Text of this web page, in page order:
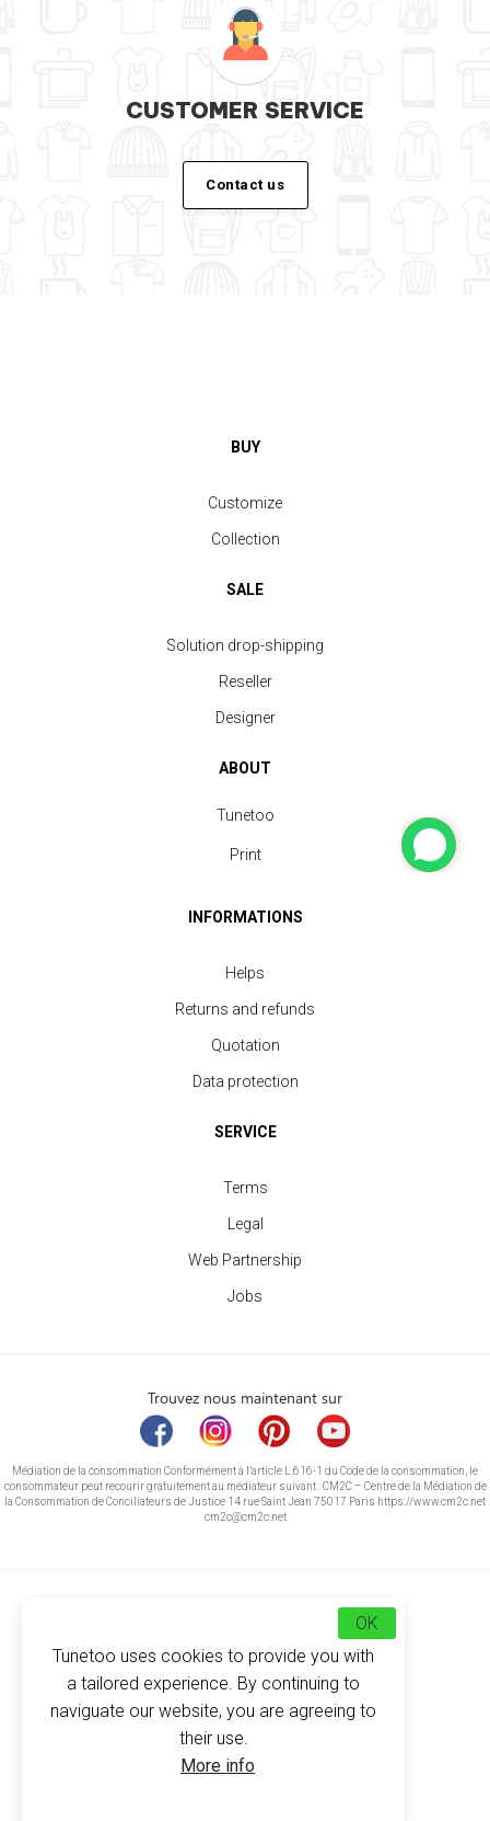
CUSTOMER SERVICE
Contact us
BUY
Customize
Collection
SALE
Solution drop-shipping
Reseller
Designer
ABOUT
Tunetoo
Print
INFORMATIONS
Helps
Returns and refunds
Quotation
Data protection
SERVICE
Terms
Legal
Web Partnership
Jobs
Trouvez nous maintenant sur
Médiation de la consommation Conformément à l’article L.616-1 du Code de la consommation, le
consommateur peut recourir gratuitement au médiateur suivant : CM2C – Centre de la Médiation de
la Consommation de Conciliateurs de Justice 14 rue Saint Jean 75017 Paris https://www.cm2c.net
cm2c@cm2c.net
© Copyright 2026
Tunetoo uses cookies to provide you with
a tailored experience. By continuing to
naviguate our website, you are agreeing to
their use.
More info
OK